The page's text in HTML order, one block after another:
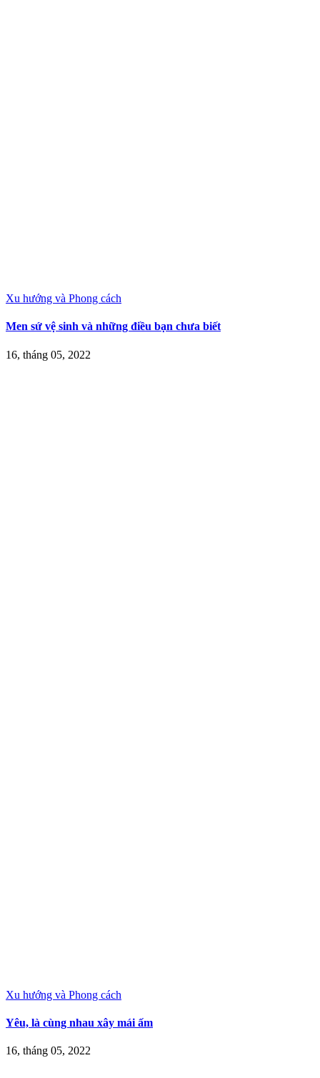
Xu hướng và Phong cách
Men sứ vệ sinh và những điều bạn chưa biết
16, tháng 05, 2022
Xu hướng và Phong cách
Yêu, là cùng nhau xây mái ấm
16, tháng 05, 2022